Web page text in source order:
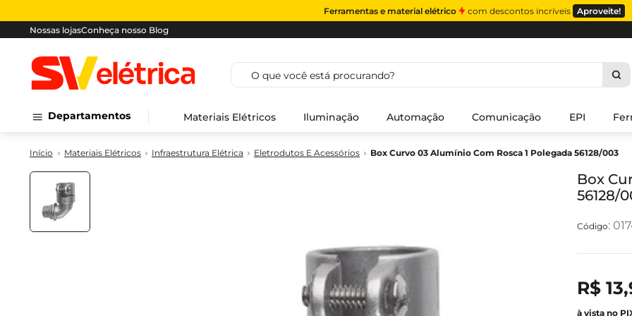
Ferramentas e material elétrico com descontos incríveis Aproveite!
Nossas lojasConheça nosso Blog
O que você está procurando?
Departamentos Materiais Elétricos Iluminação Automação Comunicação EPI
Materiais Elétricos Infraestrutura Elétrica Eletrodutos E Acessórios Box Curvo 03 Alumínio Com Rosca 1 Polegada 56128/003
Box
56128/
:
R$ 13,